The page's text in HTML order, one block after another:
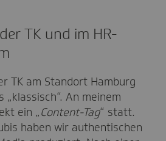
TK und im HR-
TK am Standort Hamburg
An meinem
ein „Content-Tag“ statt.
haben wir authentischen